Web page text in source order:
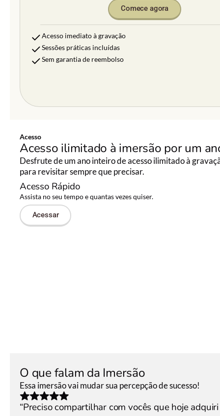
Comece agora
Acesso imediato à gravação
Sessões práticas incluídas
Sem garantia de reembolso
Acesso
Acesso ilimitado à imersão por um
Desfrute de um ano inteiro de acesso ilimitado à
para revisitar sempre que precisar.
Acesso Rápido
Assista no seu tempo e quantas vezes quiser.
Acessar
O que falam da Imersão
Essa imersão vai mudar sua percepção de sucesso!
“Preciso compartilhar com vocês que hoje